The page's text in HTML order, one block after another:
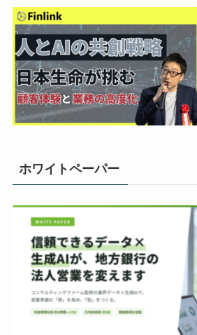
ホワイトペーパー